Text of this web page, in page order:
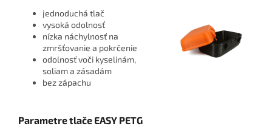
jednoduchá tlač
vysoká odolnosť
nízka náchylnosť na
zmršťovanie a pokrčenie
odolnosť voči kyselinám,
soliam a zásadám
bez zápachu
Parametre tlače EASY PETG